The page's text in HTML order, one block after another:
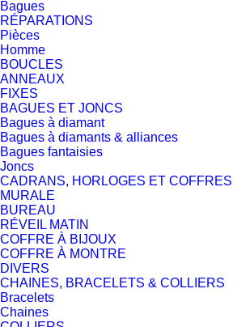
Bagues
RÉPARATIONS
Pièces
Homme
BOUCLES
ANNEAUX
FIXES
BAGUES ET JONCS
Bagues à diamant
Bagues à diamants & alliances
Bagues fantaisies
Joncs
CADRANS, HORLOGES ET COFFRES
MURALE
BUREAU
RÉVEIL MATIN
COFFRE À BIJOUX
COFFRE À MONTRE
DIVERS
CHAINES, BRACELETS & COLLIERS
Bracelets
Chaines